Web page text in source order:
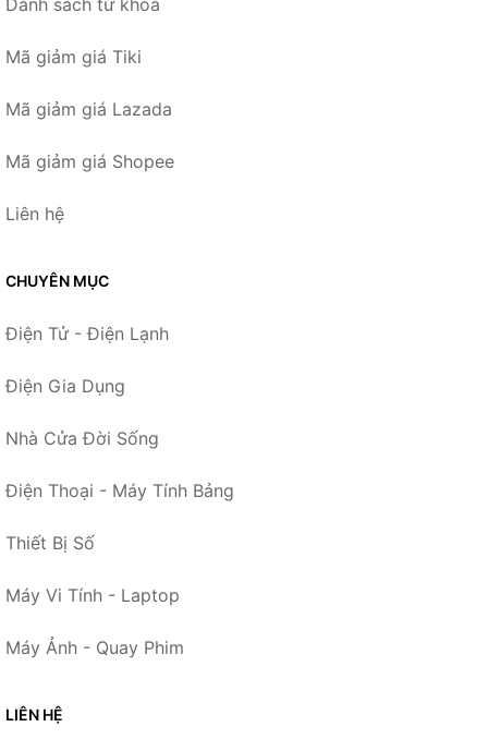
Danh sách từ khóa
Mã giảm giá Tiki
Mã giảm giá Lazada
Mã giảm giá Shopee
Liên hệ
CHUYÊN MỤC
Điện Tử - Điện Lạnh
Điện Gia Dụng
Nhà Cửa Đời Sống
Điện Thoại - Máy Tính Bảng
Thiết Bị Số
Máy Vi Tính - Laptop
Máy Ảnh - Quay Phim
LIÊN HỆ